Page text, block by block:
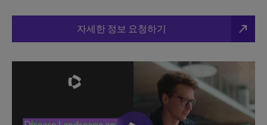
자세한 정보 요청하기 north_east